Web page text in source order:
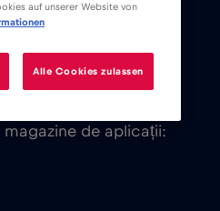
magazine de aplicații:
auf unserer Website von
Alle Cookies zulassen